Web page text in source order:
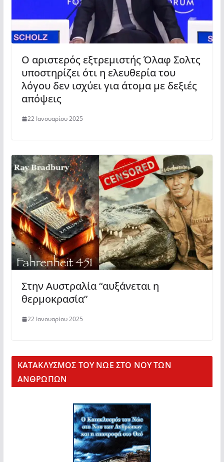
Ο αριστερός εξτρεμιστής Όλαφ Σολτς
υποστηρίζει ότι η ελευθερία του
λόγου δεν ισχύει για άτομα με δεξιές
απόψεις
22 Ιανουαρίου 2025
Στην Αυστραλία “αυξάνεται η
θερμοκρασία”
22 Ιανουαρίου 2025
KΑΤΑΚΛΥΣΜΟΣ ΤΟΥ ΝΩΕ ΣΤΟ ΝΟΥ ΤΩΝ
ΑΝΘΡΩΠΩΝ